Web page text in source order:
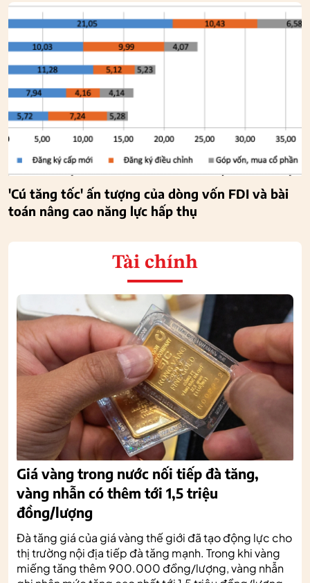
'Cú tăng tốc' ấn tượng của dòng vốn FDI và bài
toán nâng cao năng lực hấp thụ
Tài chính
Giá vàng trong nước nối tiếp đà tăng,
vàng nhẫn có thêm tới 1,5 triệu
đồng/lượng
Đà tăng giá của giá vàng thế giới đã tạo động lực cho
thị trường nội địa tiếp đà tăng mạnh. Trong khi vàng
miếng tăng thêm 900.000 đồng/lượng, vàng nhẫn